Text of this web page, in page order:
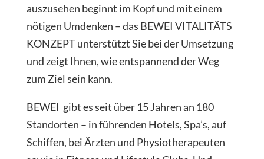
auszusehen beginnt im Kopf und mit einem
nötigen Umdenken – das BEWEI VITALITÄTS
KONZEPT unterstützt Sie bei der Umsetzung
und zeigt Ihnen, wie entspannend der Weg
zum Ziel sein kann.
BEWEI gibt es seit über 15 Jahren an 180
Standorten – in führenden Hotels, Spa’s, auf
Schiffen, bei Ärzten und Physiotherapeuten